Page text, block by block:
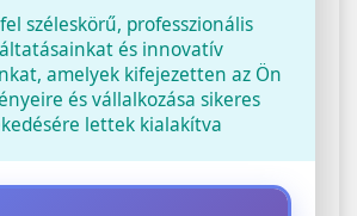
széleskörű, professzionális
és innovatív
amelyek kifejezetten az Ön
és vállalkozása sikeres
lettek kialakítva